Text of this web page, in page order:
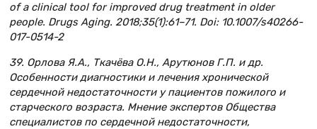
of a clinical tool for improved drug treatment in older
people. Drugs Aging. 2018;35(1):61–71. Doi: 10.1007/s40266-
017-0514-2
39. Орлова Я.А., Ткачёва О.Н., Арутюнов Г.П. и др.
Особенности диагностики и лечения хронической
сердечной недостаточности у пациентов пожилого и
старческого возраста. Мнение экспертов Общества
специалистов по сердечной недостаточности,